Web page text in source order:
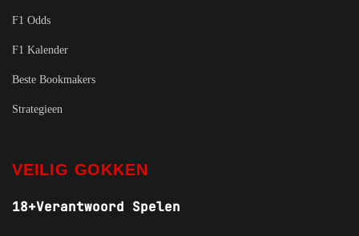
F1 Odds
F1 Kalender
Beste Bookmakers
Strategieen
VEILIG GOKKEN
18+Verantwoord Spelen